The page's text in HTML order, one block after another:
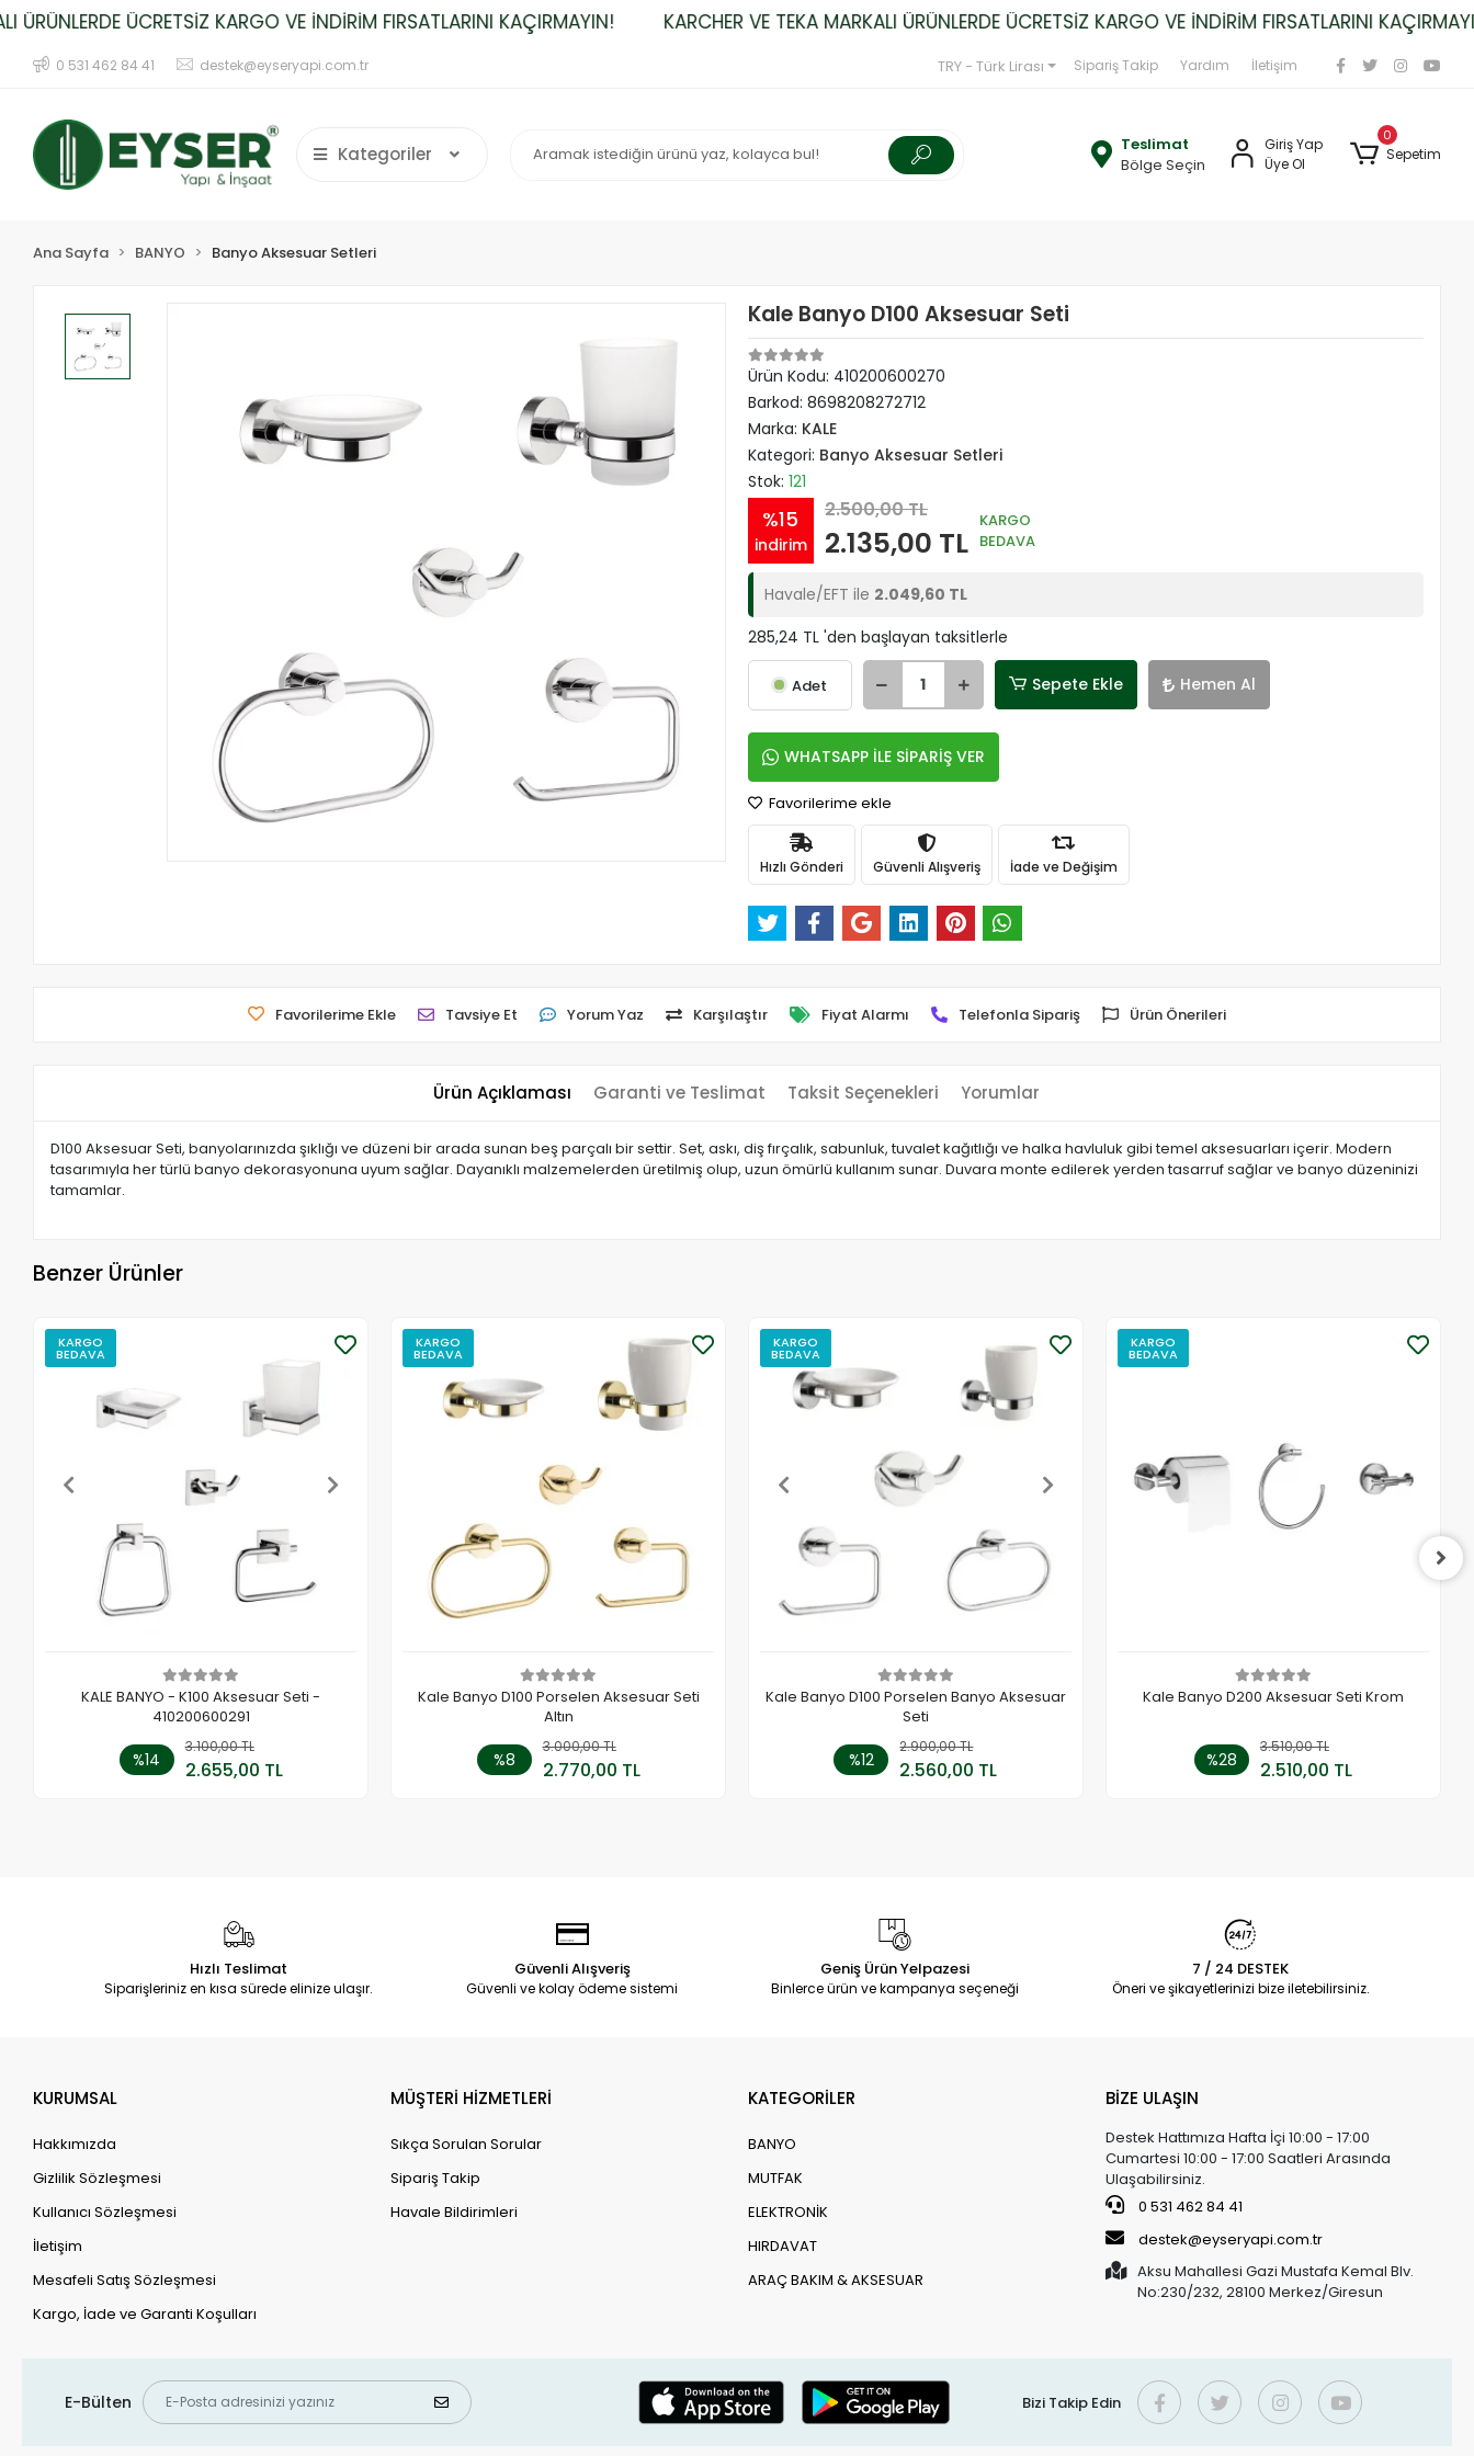
ÜCRETSİZ KARGO VE İNDİRİM FIRSATLARINI KAÇIRMAYIN! KARCHER VE TEKA MARKALI ÜRÜNLERDE ÜCRETSİZ KARGO VE İNDİRİM FIRSATLARINI KAÇIRMAYIN!
0 531 462 84 41 destek@eyseryapi.com.tr TRY - Türk Lirası Sipariş Takip Yardım İletişim
Kategoriler
Teslimat
Bölge Seçin
Giriş Yap
Üye Ol
0
Sepetim
Ana Sayfa BANYO Banyo Aksesuar Setleri
Kale Banyo D100 Aksesuar Seti
Ürün Kodu: 410200600270
Barkod: 8698208272712
Marka: KALE
Kategori: Banyo Aksesuar Setleri
Stok: 121
%15
indirim
2.500,00 TL
2.135,00 TL
KARGO
BEDAVA
Havale/EFT ile 2.049,60 TL
285,24 TL 'den başlayan taksitlerle
Adet Sepete Ekle Hemen Al
WHATSAPP İLE SİPARİŞ VER
Favorilerime ekle
Hızlı Gönderi Güvenli Alışveriş İade ve Değişim
Favorilerime Ekle Tavsiye Et Yorum Yaz Karşılaştır Fiyat Alarmı Telefonla Sipariş Ürün Önerileri
Ürün Açıklaması Garanti ve Teslimat Taksit Seçenekleri Yorumlar
D100 Aksesuar Seti, banyolarınızda şıklığı ve düzeni bir arada sunan beş parçalı bir settir. Set, askı, diş fırçalık, sabunluk, tuvalet kağıtlığı ve halka havluluk gibi temel aksesuarları içerir. Modern
tasarımıyla her türlü banyo dekorasyonuna uyum sağlar. Dayanıklı malzemelerden üretilmiş olup, uzun ömürlü kullanım sunar. Duvara monte edilerek yerden tasarruf sağlar ve banyo düzeninizi
tamamlar.
Benzer Ürünler
KARGO
BEDAVA
KALE BANYO - K100 Aksesuar Seti -
410200600291
%14
3.100,00 TL
2.655,00 TL
Sepete Ekle
KARGO
BEDAVA
Kale Banyo D100 Porselen Aksesuar Seti
Altın
%8
3.000,00 TL
2.770,00 TL
Sepete Ekle
KARGO
BEDAVA
Kale Banyo D100 Porselen Banyo Aksesuar
Seti
%12
2.900,00 TL
2.560,00 TL
Sepete Ekle
KARGO
BEDAVA
Kale Banyo D200 Aksesuar Seti Krom
%28
3.510,00 TL
2.510,00 TL
Sepete Ekle
Hızlı Teslimat
Siparişleriniz en kısa sürede elinize ulaşır.
Güvenli Alışveriş
Güvenli ve kolay ödeme sistemi
Geniş Ürün Yelpazesi
Binlerce ürün ve kampanya seçeneği
7 / 24 DESTEK
Öneri ve şikayetlerinizi bize iletebilirsiniz.
KURUMSAL
Hakkımızda
Gizlilik Sözleşmesi
Kullanıcı Sözleşmesi
İletişim
Mesafeli Satış Sözleşmesi
Kargo, İade ve Garanti Koşulları
MÜŞTERİ HİZMETLERİ
Sıkça Sorulan Sorular
Sipariş Takip
Havale Bildirimleri
KATEGORİLER
BANYO
MUTFAK
ELEKTRONİK
HIRDAVAT
ARAÇ BAKIM & AKSESUAR
BİZE ULAŞIN
Destek Hattımıza Hafta İçi 10:00 - 17:00
Cumartesi 10:00 - 17:00 Saatleri Arasında
Ulaşabilirsiniz.
0 531 462 84 41
destek@eyseryapi.com.tr
Aksu Mahallesi Gazi Mustafa Kemal Blv.
No:230/232, 28100 Merkez/Giresun
E-Bülten Bizi Takip Edin